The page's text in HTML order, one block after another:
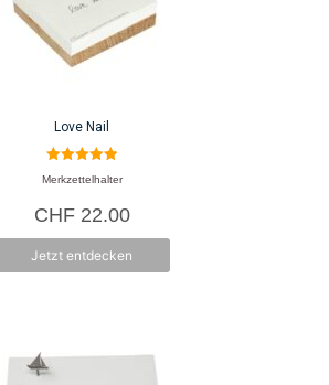
Love Nail
5.00
von 5
Merkzettelhalter
CHF22.00
Jetzt entdecken